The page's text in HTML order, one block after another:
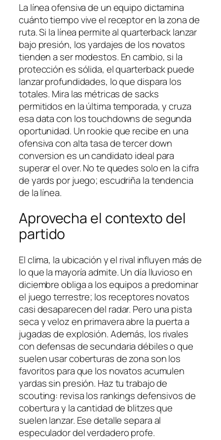
La línea ofensiva de un equipo dictamina
cuánto tiempo vive el receptor en la zona de
ruta. Si la línea permite al quarterback lanzar
bajo presión, los yardajes de los novatos
tienden a ser modestos. En cambio, si la
protección es sólida, el quarterback puede
lanzar profundidades, lo que dispara los
totales. Mira las métricas de sacks
permitidos en la última temporada, y cruza
esa data con los touchdowns de segunda
oportunidad. Un rookie que recibe en una
ofensiva con alta tasa de tercer down
conversion es un candidato ideal para
superar el over. No te quedes solo en la cifra
de yards por juego; escudriña la tendencia
de la línea.
Aprovecha el contexto del
partido
El clima, la ubicación y el rival influyen más de
lo que la mayoría admite. Un día lluvioso en
diciembre obliga a los equipos a predominar
el juego terrestre; los receptores novatos
casi desaparecen del radar. Pero una pista
seca y veloz en primavera abre la puerta a
jugadas de explosión. Además, los rivales
con defensas de secundaria débiles o que
suelen usar coberturas de zona son los
favoritos para que los novatos acumulen
yardas sin presión. Haz tu trabajo de
scouting: revisa los rankings defensivos de
cobertura y la cantidad de blitzes que
suelen lanzar. Ese detalle separa al
especulador del verdadero profe.